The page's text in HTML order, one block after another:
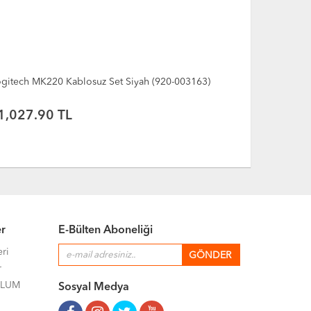
MK220 Kablosuz Set Siyah (920-003163)
TL
E-Bülten Aboneliği
Sosyal Medya